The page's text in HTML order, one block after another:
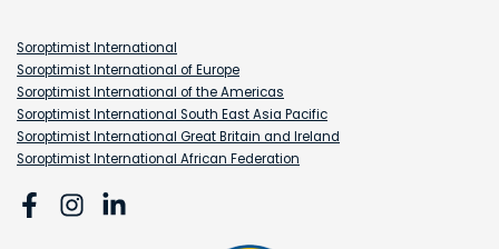
Soroptimist International
Soroptimist International of Europe
Soroptimist International of the Americas
Soroptimist International South East Asia Pacific
Soroptimist International Great Britain and Ireland
Soroptimist International African Federation